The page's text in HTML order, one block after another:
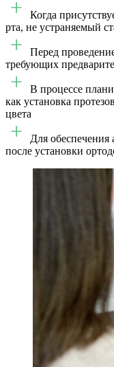
Когда
рта, не устраняемый
Перед
требующих
В процессе
как установка
цвета
Для обеспечения
после установки